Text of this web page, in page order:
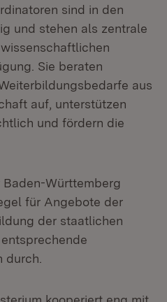
sind in den
und stehen als zentrale
Sie beraten
aus
auf, unterstützen
und fördern die
Württemberg
für Angebote der
der staatlichen
durch.